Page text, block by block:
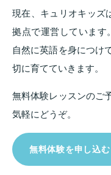
現在、キュリオキッズ
拠点で運営しています
自然に英語を身につ
切に育てていきます。
無料体験レッスンのご
気軽にどうぞ。
無料体験を申し込む